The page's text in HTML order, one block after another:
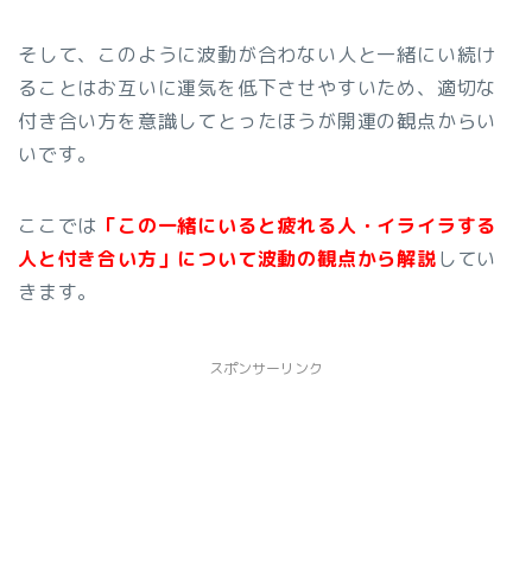
そして、このように波動が合わない人と一緒にい続け
ることはお互いに運気を低下させやすいため、適切な
付き合い方を意識してとったほうが開運の観点からい
いです。
ここでは 「この一緒にいると疲れる人・イライラする
人と付き合い方」について波動の観点から解説してい
きます。
スポンサーリンク